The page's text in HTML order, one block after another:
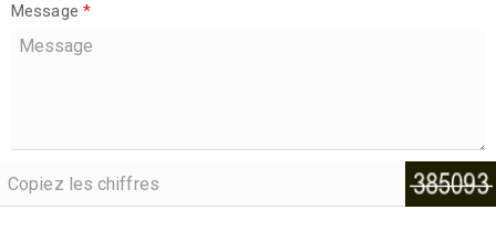
Message *